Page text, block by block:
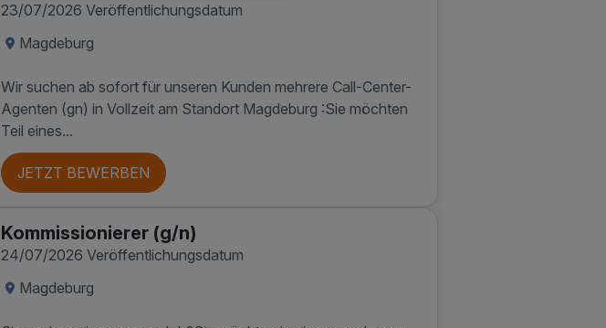
23/07/2026 Veröffentlichungsdatum
Magdeburg
Wir suchen ab sofort für unseren Kunden mehrere Call-Center-
Agenten (gn) in Vollzeit am Standort Magdeburg :Sie möchten
Teil eines...
JETZT BEWERBEN
Kommissionierer (g/n)
24/07/2026 Veröffentlichungsdatum
Magdeburg